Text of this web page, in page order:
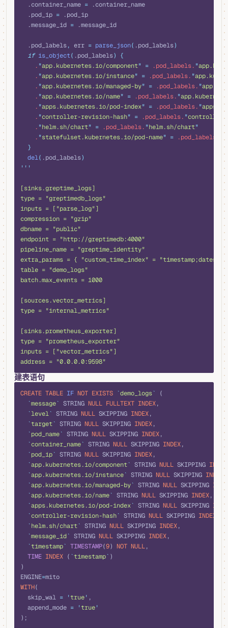
  .container_name
= .container_name
  .pod_ip
= .pod_ip
  .message_id
= .message_id
  .pod_labels
, err = parse_json( .pod_labels)
  if
is_object( .pod_labels)
{
    .
"app.kubernetes.io/component" = .pod_labels. "
    .
"app.kubernetes.io/instance" = .pod_labels. "
    .
"app.kubernetes.io/managed-by" = .pod_labels. "
    .
"app.kubernetes.io/name" = .pod_labels. "
    .
"apps.kubernetes.io/pod-index" = .pod_labels. "
    .
"controller-revision-hash" = .pod_labels. "controller-
    .
"helm.sh/chart" = .pod_labels. "helm.sh/chart"
    .
"statefulset.kubernetes.io/pod-name" = .pod_labels.
  }
  del
( .pod_labels)
'''
[sinks.greptime_logs]
type = "greptimedb_logs"
inputs = ["parse_log"]
compression = "gzip"
dbname = "public"
endpoint = "http://greptimedb:4000"
pipeline_name = "greptime_identity"
extra_params = { "custom_time_index" =
table = "demo_logs"
batch.max_events = 1000
[sources.vector_metrics]
type = "internal_metrics"
[sinks.prometheus_exporter]
type = "prometheus_exporter"
inputs = ["vector_metrics"]
address = "0.0.0.0:9598"
建表语句
CREATE TABLE IF NOT EXISTS `demo_logs`
(
  `
message` STRING NULL FULLTEXT INDEX,
  `
level` STRING NULL SKIPPING INDEX,
  `
target` STRING NULL SKIPPING INDEX,
  `
pod_name` STRING NULL SKIPPING INDEX,
  `
container_name` STRING NULL SKIPPING INDEX,
  `
pod_ip` STRING NULL SKIPPING INDEX,
  `
app.kubernetes.io/component` STRING NULL SKIPPING INDEX
  `
app.kubernetes.io/instance` STRING NULL SKIPPING INDEX ,
  `
app.kubernetes.io/managed-by` STRING NULL SKIPPING
  `
app.kubernetes.io/name` STRING NULL SKIPPING INDEX,
  `
apps.kubernetes.io/pod-index` STRING NULL SKIPPING
  `
controller-revision-hash` STRING NULL SKIPPING INDEX
  `
helm.sh/chart` STRING NULL SKIPPING INDEX,
  `
message_id` STRING NULL SKIPPING INDEX,
  `
timestamp` TIMESTAMP(9) NOT NULL,
  TIME
INDEX ( `timestamp` )
)
ENGINE=mito
WITH(
  skip_wal
= 'true' ,
  append_mode
= 'true'
);